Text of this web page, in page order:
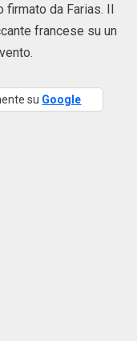
firmato da Farias. Il
francese su un
su Google